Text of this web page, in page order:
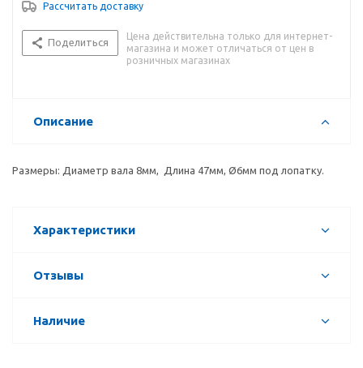
Рассчитать доставку
Поделиться
Цена действительна только для интернет-
магазина и может отличаться от цен в
розничных магазинах
Описание
Размеры: Диаметр вала 8мм, Длина 47мм, Ø6мм под лопатку.
Характеристики
Отзывы
Наличие